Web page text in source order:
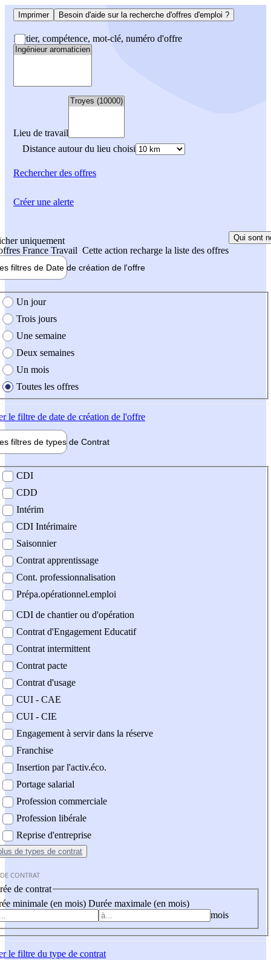
Imprimer Besoin d'aide sur la recherche d'offres d'emploi ?
Métier, compétence, mot-clé, numéro d'offre
Lieu de travail
Distance autour du lieu choisi
Rechercherdes offres
uniquement
France Travail Cette action recharge la liste des offres
Qui sont
filtres de Date de création de l'offre
création de l'offre
Un jour
Trois jours
Une semaine
Deux semaines
Un mois
Toutes les offres
le filtre de date de création de l'offre
filtres de types de Contrat
contrat
CDI
CDD
Intérim
CDI Intérimaire
Saisonnier
Contrat apprentissage
Cont. professionnalisation
Prépa.opérationnel.emploi
CDI de chantier ou d'opération
Contrat d'Engagement Educatif
Contrat intermittent
Contrat pacte
Contrat d'usage
CUI - CAE
CUI - CIE
Engagement à servir dans la réserve
Franchise
Insertion par l'activ.éco.
Portage salarial
Profession commerciale
Profession libérale
Reprise d'entreprise
de types de contrat
CONTRAT
de contrat
minimale (en mois) Durée maximale (en mois)
mois
le filtre du type de contrat
Créer une alerte